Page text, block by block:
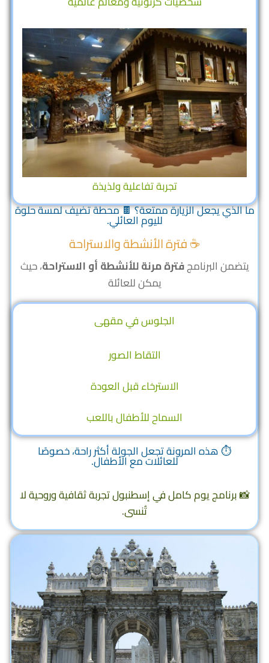
تجربة تفاعلية ولذيذة
ما الذي يجعل الزيارة ممتعة؟ 🍫 محطة تضيف لمسة حلوة
لليوم العائلي.
☕️ فترة الأنشطة والاستراحة
يتضمن البرنامجفترة مرنة للأنشطة أو الاستراحة، حيث
يمكن للعائلة
الجلوس في مقهى
التقاط الصور
الاسترخاء قبل العودة
السماح للأطفال باللعب
⏱ هذه المرونة تجعل الجولة أكثر راحة، خصوصًا
للعائلات مع الأطفال.
📸 برنامج يوم كامل في إسطنبول تجربة ثقافية وروحية لا
تُنسى.